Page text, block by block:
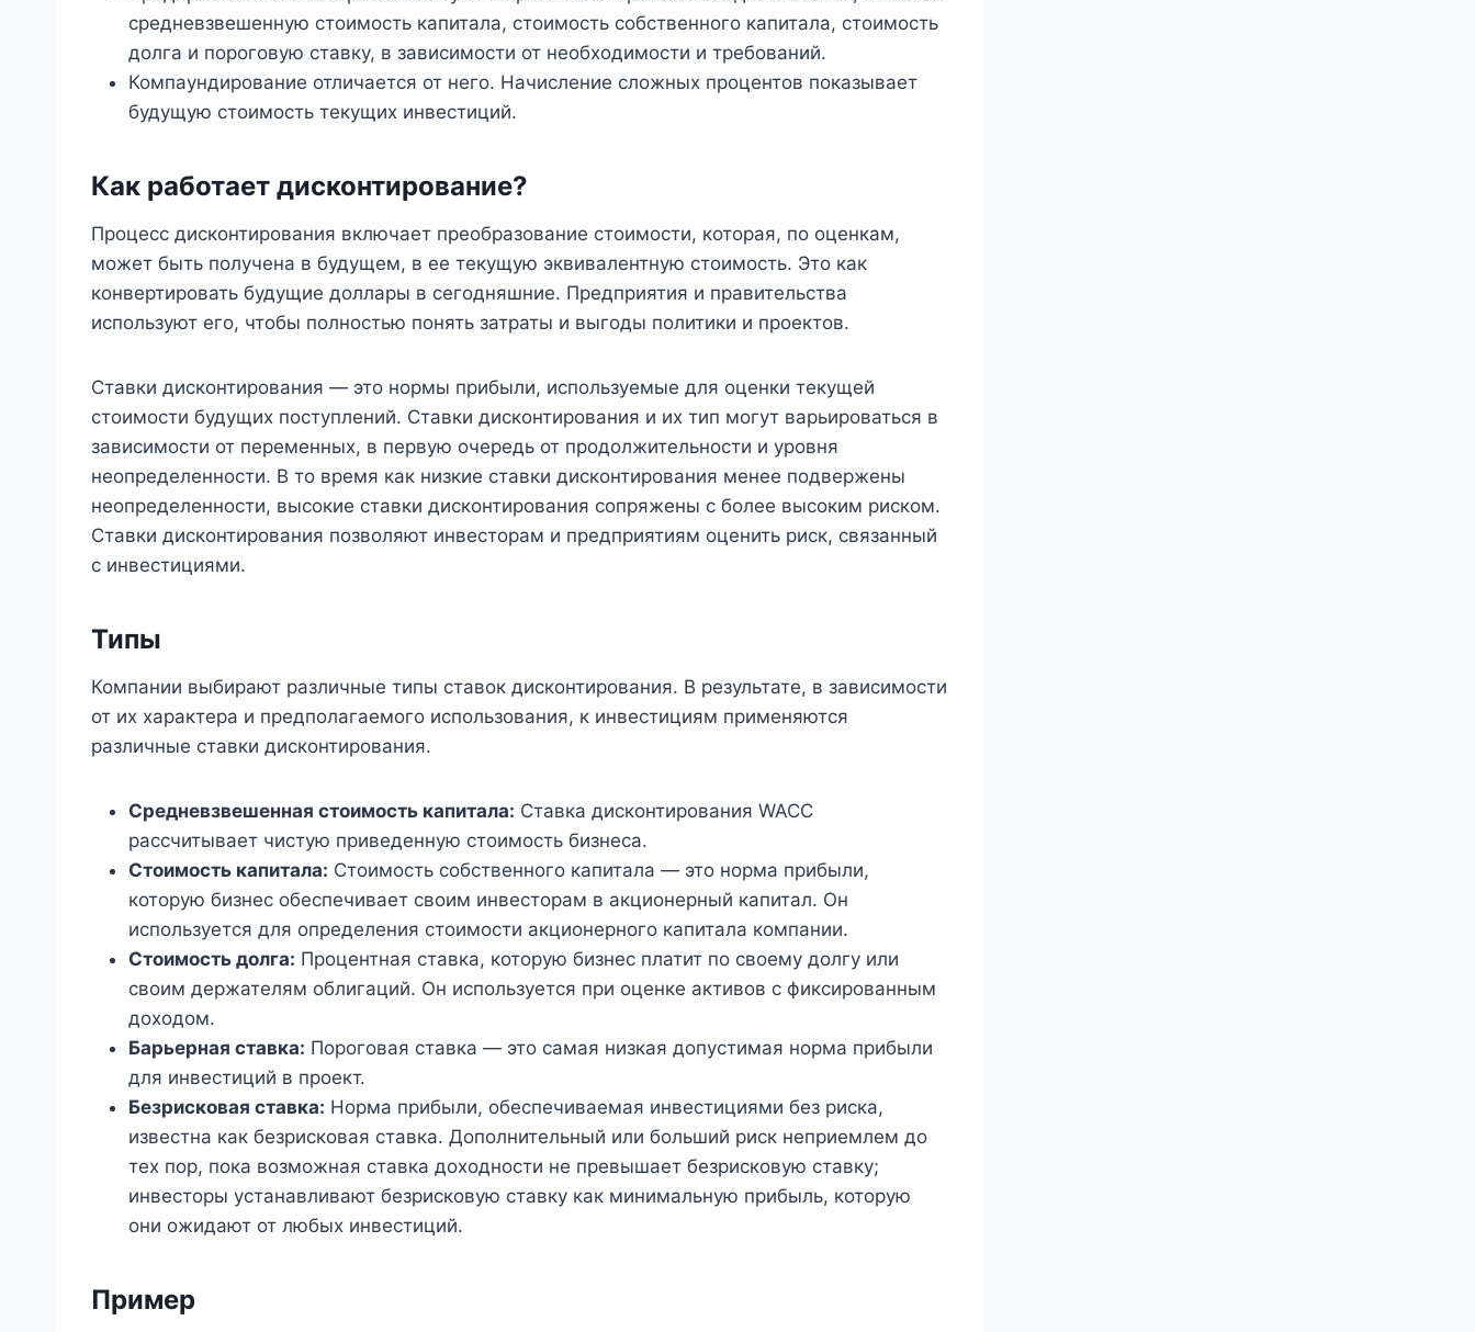
средневзвешенную стоимость капитала, стоимость собственного капитала, стоимость
долга и пороговую ставку, в зависимости от необходимости и требований.
Компаундирование отличается от него. Начисление сложных процентов показывает
будущую стоимость текущих инвестиций.
Как работает дисконтирование?
Процесс дисконтирования включает преобразование стоимости, которая, по оценкам,
может быть получена в будущем, в ее текущую эквивалентную стоимость. Это как
конвертировать будущие доллары в сегодняшние. Предприятия и правительства
используют его, чтобы полностью понять затраты и выгоды политики и проектов.
Ставки дисконтирования — это нормы прибыли, используемые для оценки текущей
стоимости будущих поступлений. Ставки дисконтирования и их тип могут варьироваться в
зависимости от переменных, в первую очередь от продолжительности и уровня
неопределенности. В то время как низкие ставки дисконтирования менее подвержены
неопределенности, высокие ставки дисконтирования сопряжены с более высоким риском.
Ставки дисконтирования позволяют инвесторам и предприятиям оценить риск, связанный
с инвестициями.
Типы
Компании выбирают различные типы ставок дисконтирования. В результате, в зависимости
от их характера и предполагаемого использования, к инвестициям применяются
различные ставки дисконтирования.
Средневзвешенная стоимость капитала: Ставка дисконтирования WACC
рассчитывает чистую приведенную стоимость бизнеса.
Стоимость капитала: Стоимость собственного капитала — это норма прибыли,
которую бизнес обеспечивает своим инвесторам в акционерный капитал. Он
используется для определения стоимости акционерного капитала компании.
Стоимость долга: Процентная ставка, которую бизнес платит по своему долгу или
своим держателям облигаций. Он используется при оценке активов с фиксированным
доходом.
Барьерная ставка: Пороговая ставка — это самая низкая допустимая норма прибыли
для инвестиций в проект.
Безрисковая ставка: Норма прибыли, обеспечиваемая инвестициями без риска,
известна как безрисковая ставка. Дополнительный или больший риск неприемлем до
тех пор, пока возможная ставка доходности не превышает безрисковую ставку;
инвесторы устанавливают безрисковую ставку как минимальную прибыль, которую
они ожидают от любых инвестиций.
Пример